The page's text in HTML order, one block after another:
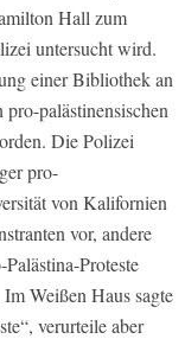
Hall zum
untersucht wird.
einer Bibliothek an
palästinensischen
Die Polizei
pro-
von Kalifornien
vor, andere
Proteste
Weißen Haus sagte
verurteile aber